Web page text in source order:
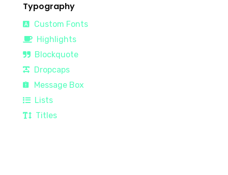
Typography
Custom Fonts
Highlights
Blockquote
Dropcaps
Message Box
Lists
Titles